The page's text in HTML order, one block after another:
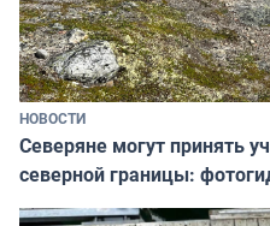
НОВОСТИ
Северяне могут принять
северной границы: